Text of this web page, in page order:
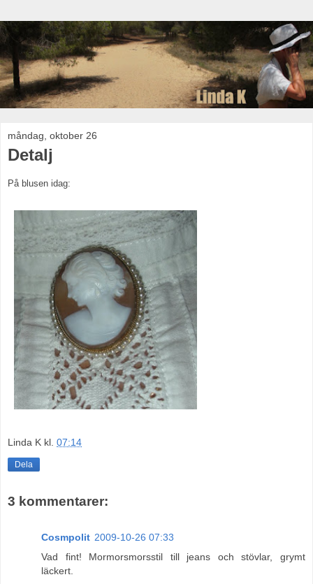
måndag, oktober 26
Detalj
På blusen idag:
Linda K kl. 07:14
Dela
3 kommentarer:
Cosmpolit 2009-10-26 07:33
Vad fint! Mormorsmorsstil till jeans och stövlar, grymt
läckert.